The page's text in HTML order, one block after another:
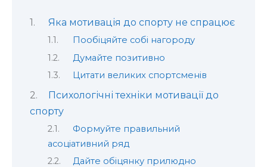
Яка мотивація до спорту не спрацює
Пообіцяйте собі нагороду
Думайте позитивно
Цитати великих спортсменів
Психологічні техніки мотивації до
спорту
Формуйте правильний
асоціативний ряд
Дайте обіцянку прилюдно